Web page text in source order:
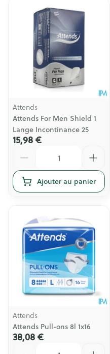
Attends
Attends For Men Shield 1
Lange Incontinance 25
15,98 €
Ajouter au panier
Attends
Attends Pull-ons 8l 1x16
38,08 €